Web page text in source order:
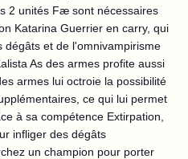
2 unités Fæ sont nécessaires
Katarina Guerrier en carry, qui
dégâts et de l'omnivampirisme
As des armes profite aussi
armes lui octroie la possibilité
ce qui lui permet
à sa compétence Extirpation,
infliger des dégâts
un champion pour porter